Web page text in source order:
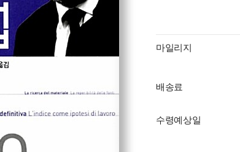
마일리지
배송료
수령예상일